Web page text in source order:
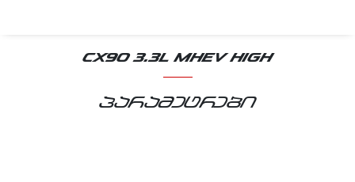
CX90 3.3L MHEV HIGH
პარამეტრები